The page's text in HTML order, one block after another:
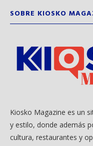
SOBRE KIOSKO
Kiosko Magazine es un
y estilo, donde además
cultura, restaurantes y